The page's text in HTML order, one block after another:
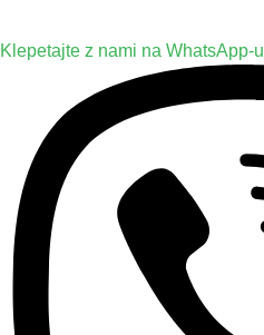
Klepetajte z nami na WhatsApp-u